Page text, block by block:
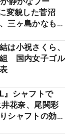
変貌した菅沼
三ヶ島かなも使
ギア”】
は小祝さくら、
国内女子ゴル
』シャフトで
花奈、尾関彩
シャフトの効果